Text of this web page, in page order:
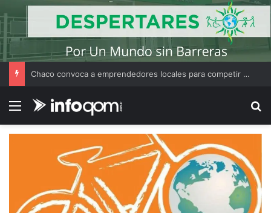
Chaco convoca a emprendedores locales para competir en «Emprendimiento Argentino 2026»
Menú